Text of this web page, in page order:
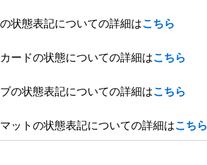
状態表記についての詳細はこちら
ードの状態についての詳細はこちら
の状態表記についての詳細はこちら
ットの状態表記についての詳細はこちら